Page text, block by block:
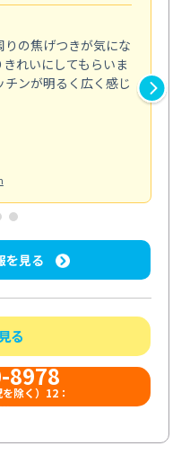
の焦げつきが気にな
れいにしてもらいま
ンが明るく広く感じ
を見る
る
8978
除く）12：